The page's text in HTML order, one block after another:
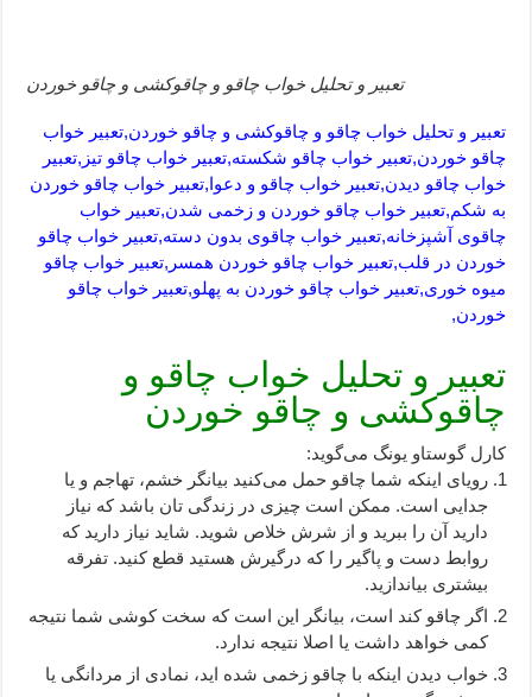
تعبیر و تحلیل خواب چاقو و چاقوکشی و چاقو خوردن
تعبیر و تحلیل خواب چاقو و چاقوکشی و چاقو خوردن,تعبیر خواب
چاقو خوردن,تعبیر خواب چاقو شکسته,تعبیر خواب چاقو تیز,تعبیر
خواب چاقو دیدن,تعبیر خواب چاقو و دعوا,تعبیر خواب چاقو خوردن
به شکم,تعبیر خواب چاقو خوردن و زخمی شدن,تعبیر خواب
چاقوی آشپزخانه,تعبیر خواب چاقوی بدون دسته,تعبیر خواب چاقو
خوردن در قلب,تعبیر خواب چاقو خوردن همسر,تعبیر خواب چاقو
میوه خوری,تعبیر خواب چاقو خوردن به پهلو,تعبیر خواب چاقو
خوردن,
تعبیر و تحلیل خواب چاقو و
چاقوکشی و چاقو خوردن
کارل گوستاو یونگ می‌گوید:
رویای اینکه شما چاقو حمل می‌کنید بیانگر خشم، تهاجم و یا
جدایی است. ممکن است چیزی در زندگی تان باشد که نیاز
دارید آن را ببرید و از شرش خلاص شوید. شاید نیاز دارید که
روابط دست و پاگیر را که درگیرش هستید قطع کنید. تفرقه
بیشتری بیاندازید.
اگر چاقو کند است، بیانگر این است که سخت کوشی شما نتیجه
کمی خواهد داشت یا اصلا نتیجه ندارد.
خواب دیدن اینکه با چاقو زخمی شده اید، نمادی از مردانگی یا